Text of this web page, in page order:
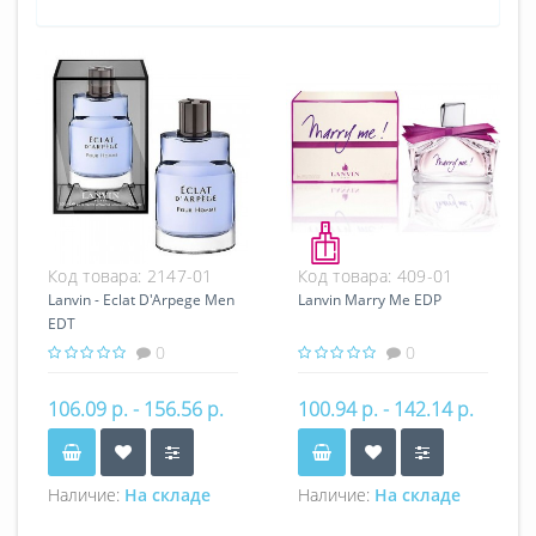
Код товара: 2147-01
Lanvin - Eclat D'Arpege Men
EDT
0
106.09 р. - 156.56 р.
Наличие: На складе
Код товара: 409-01
Lanvin Marry Me EDP
0
100.94 р. - 142.14 р.
Наличие: На складе